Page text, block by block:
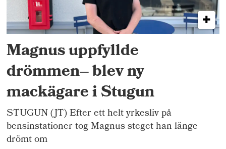
Magnus uppfyllde
drömmen– blev ny
mackägare i Stugun
STUGUN (JT) Efter ett helt yrkesliv på
bensinstationer tog Magnus steget han länge
drömt om